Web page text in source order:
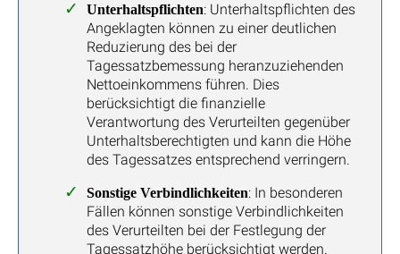
Unterhaltspflichten: Unterhaltspflichten des
Angeklagten können zu einer deutlichen
Reduzierung des bei der
Tagessatzbemessung heranzuziehenden
Nettoeinkommens führen. Dies
berücksichtigt die finanzielle
Verantwortung des Verurteilten gegenüber
Unterhaltsberechtigten und kann die Höhe
des Tagessatzes entsprechend verringern.
Sonstige Verbindlichkeiten: In besonderen
Fällen können sonstige Verbindlichkeiten
des Verurteilten bei der Festlegung der
Tagessatzhöhe berücksichtigt werden.